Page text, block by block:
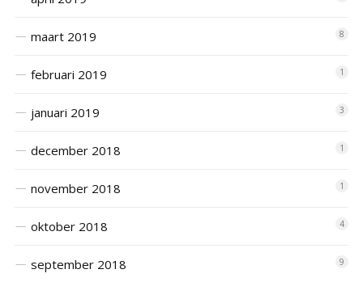
maart 2019 8
februari 2019 1
januari 2019 3
december 2018 1
november 2018 1
oktober 2018 4
september 2018 9